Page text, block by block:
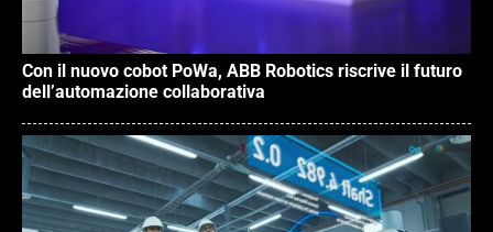
Con il nuovo cobot PoWa, ABB Robotics riscrive il futuro
dell’automazione collaborativa